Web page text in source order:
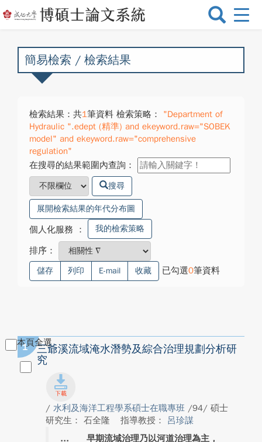
選
換
簡易檢索 / 檢索結果
檢索結果：共1筆資料 檢索策略：
"Department of
Hydraulic ".edept (精準) and ekeyword.raw="SOBEK
model" and ekeyword.raw="comprehensive
regulation"
在搜尋的結果範圍內查詢：
搜尋
展開檢索結果的年代分布圖
個人化服務 ： 我的檢索策略
排序：
儲存 列印 E-mail 收藏 已勾選0筆資料
本頁全選
1
三爺溪流域淹水潛勢及綜合治理規劃分析研
究
/ 水利及海洋工程學系碩士在職專班 /94/ 碩士
研究生： 石全隆
指導教授： 呂珍謀
早期流域治理乃以河道治理為主，